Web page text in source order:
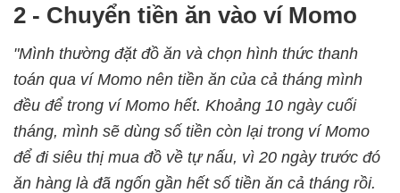
2 - Chuyển tiền ăn vào ví Momo
"Mình thường đặt đồ ăn và chọn hình thức thanh
toán qua ví Momo nên tiền ăn của cả tháng mình
đều để trong ví Momo hết. Khoảng 10 ngày cuối
tháng, mình sẽ dùng số tiền còn lại trong ví Momo
để đi siêu thị mua đồ về tự nấu, vì 20 ngày trước đó
ăn hàng là đã ngốn gần hết số tiền ăn cả tháng rồi.